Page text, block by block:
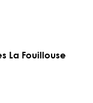
La Fouillouse